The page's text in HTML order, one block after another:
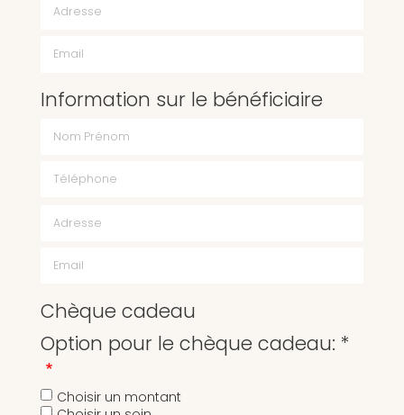
Information sur le bénéficiaire
Chèque cadeau
Option pour le chèque cadeau: *
Choisir un montant